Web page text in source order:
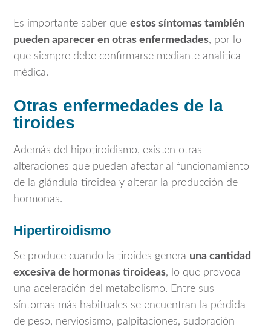
Es importante saber que estos síntomas también
pueden aparecer en otras enfermedades, por lo
que siempre debe confirmarse mediante analítica
médica.
Otras enfermedades de la
tiroides
Además del hipotiroidismo, existen otras
alteraciones que pueden afectar al funcionamiento
de la glándula tiroidea y alterar la producción de
hormonas.
Hipertiroidismo
Se produce cuando la tiroides genera una cantidad
excesiva de hormonas tiroideas, lo que provoca
una aceleración del metabolismo. Entre sus
síntomas más habituales se encuentran la pérdida
de peso, nerviosismo, palpitaciones, sudoración